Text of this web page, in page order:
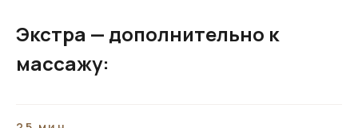
Экстра — дополнительно к
массажу: